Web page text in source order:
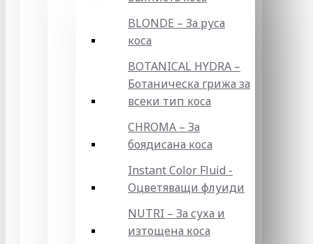
BLONDE – За руса
коса
BOTANICAL HYDRA –
Ботаническа грижа за
всеки тип коса
CHROMA – За
боядисана коса
Instant Color Fluid -
Оцветяващи флуиди
NUTRI – За суха и
изтощена коса